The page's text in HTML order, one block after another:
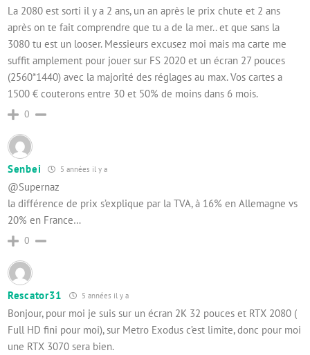
La 2080 est sorti il y a 2 ans, un an après le prix chute et 2 ans
après on te fait comprendre que tu a de la mer.. et que sans la
3080 tu est un looser. Messieurs excusez moi mais ma carte me
suffit amplement pour jouer sur FS 2020 et un écran 27 pouces
(2560*1440) avec la majorité des réglages au max. Vos cartes a
1500 € couterons entre 30 et 50% de moins dans 6 mois.
0
Senbei 5 années il y a
@Supernaz
la différence de prix s’explique par la TVA, à 16% en Allemagne vs
20% en France…
0
Rescator31 5 années il y a
Bonjour, pour moi je suis sur un écran 2K 32 pouces et RTX 2080 (
Full HD fini pour moi), sur Metro Exodus c’est limite, donc pour moi
une RTX 3070 sera bien.